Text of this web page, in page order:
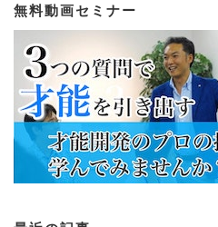
無料動画セミナー